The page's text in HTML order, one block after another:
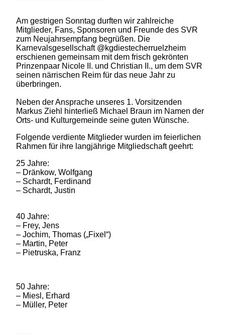
Am gestrigen Sonntag durften wir zahlreiche
Mitglieder, Fans, Sponsoren und Freunde des SVR
zum Neujahrsempfang begrüßen. Die
Karnevalsgesellschaft @kgdiestecherruelzheim
erschienen gemeinsam mit dem frisch gekrönten
Prinzenpaar Nicole II. und Christian II., um dem SVR
seinen närrischen Reim für das neue Jahr zu
überbringen.
Neben der Ansprache unseres 1. Vorsitzenden
Markus Ziehl hinterließ Michael Braun im Namen der
Orts- und Kulturgemeinde seine guten Wünsche.
Folgende verdiente Mitglieder wurden im feierlichen
Rahmen für ihre langjährige Mitgliedschaft geehrt:
25 Jahre:
– Dränkow, Wolfgang
– Schardt, Ferdinand
– Schardt, Justin
40 Jahre:
– Frey, Jens
– Jochim, Thomas („Fixel“)
– Martin, Peter
– Pietruska, Franz
50 Jahre:
– Miesl, Erhard
– Müller, Peter